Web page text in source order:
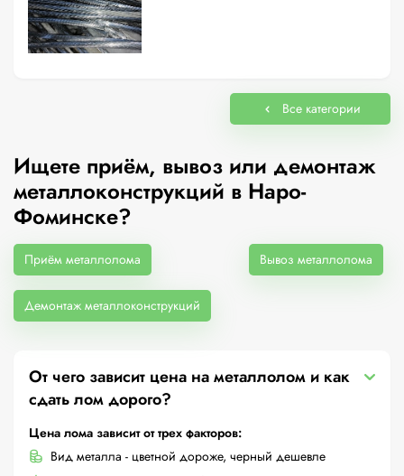
Все категории
Ищете приём, вывоз или демонтаж
металлоконструкций в Наро-
Фоминске?
Приём металлолома Вывоз металлолома
Демонтаж металлоконструкций
От чего зависит цена на металлолом и как
сдать лом дорого?
Цена лома зависит от трех факторов:
Вид металла - цветной дороже, черный дешевле